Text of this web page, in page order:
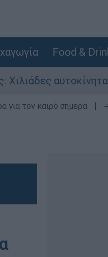
Food &
αυτοκίνητα
για τον καιρό σήμερα